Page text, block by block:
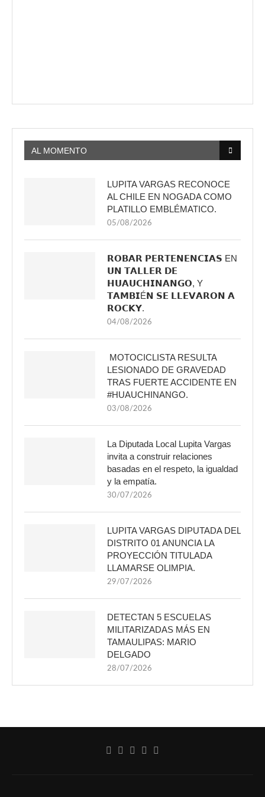
AL MOMENTO
LUPITA VARGAS RECONOCE
AL CHILE EN NOGADA COMO
PLATILLO EMBLÉMATICO.
05/08/2026
𝗥𝗢𝗕𝗔𝗥 𝗣𝗘𝗥𝗧𝗘𝗡𝗘𝗡𝗖𝗜𝗔𝗦 EN
𝗨𝗡 𝗧𝗔𝗟𝗟𝗘𝗥 𝗗𝗘
𝗛𝗨𝗔𝗨𝗖𝗛𝗜𝗡𝗔𝗡𝗚𝗢, Y
𝗧𝗔𝗠𝗕𝗜É𝗡 𝗦𝗘 𝗟𝗟𝗘𝗩𝗔𝗥𝗢𝗡 𝗔
𝗥𝗢𝗖𝗞𝗬.
04/08/2026
MOTOCICLISTA RESULTA
LESIONADO DE GRAVEDAD
TRAS FUERTE ACCIDENTE EN
#HUAUCHINANGO.
03/08/2026
La Diputada Local Lupita Vargas
invita a construir relaciones
basadas en el respeto, la igualdad
y la empatía.
30/07/2026
LUPITA VARGAS DIPUTADA DEL
DISTRITO 01 ANUNCIA LA
PROYECCIÓN TITULADA
LLAMARSE OLIMPIA.
29/07/2026
DETECTAN 5 ESCUELAS
MILITARIZADAS MÁS EN
TAMAULIPAS: MARIO
DELGADO
28/07/2026